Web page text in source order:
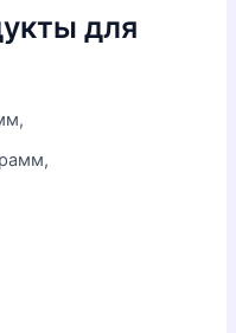
для